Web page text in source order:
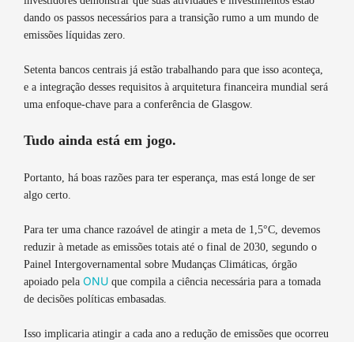
dando os passos necessários para a transição rumo a um mundo de
emissões líquidas zero.
Setenta bancos centrais já estão trabalhando para que isso aconteça,
e a integração desses requisitos à arquitetura financeira mundial será
uma enfoque-chave para a conferência de Glasgow.
Tudo ainda está em jogo.
Portanto, há boas razões para ter esperança, mas está longe de ser
algo certo.
Para ter uma chance razoável de atingir a meta de 1,5°C, devemos
reduzir à metade as emissões totais até o final de 2030, segundo o
Painel Intergovernamental sobre Mudanças Climáticas, órgão
apoiado pela ONU que compila a ciência necessária para a tomada
de decisões políticas embasadas.
Isso implicaria atingir a cada ano a redução de emissões que ocorreu